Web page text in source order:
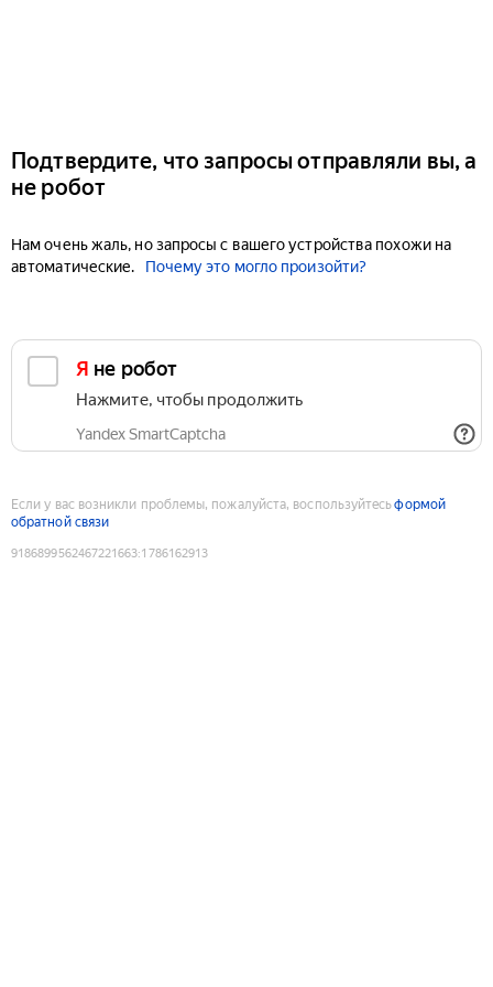
Подтвердите, что запросы отправляли вы, а
не робот
Нам очень жаль, но запросы с вашего устройства похожи на
автоматические.
Почему это могло произойти?
Я не робот
Нажмите, чтобы продолжить
Yandex SmartCaptcha
Если у вас возникли проблемы, пожалуйста, воспользуйтесьформой
обратной связи
9186899562467221663:1786162913